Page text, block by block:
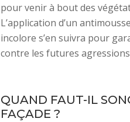
pour venir à bout des
L’application d’un
incolore s’en suivra pour
contre les futures
QUAND FAUT-IL
FAÇADE ?